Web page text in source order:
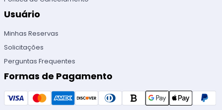
Usuário
Minhas Reservas
Solicitações
Perguntas Frequentes
Formas de Pagamento